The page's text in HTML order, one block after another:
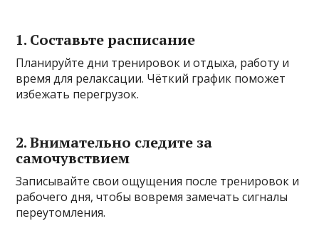
1. Составьте расписание
Планируйте дни тренировок и отдыха, работу и
время для релаксации. Чёткий график поможет
избежать перегрузок.
2. Внимательно следите за
самочувствием
Записывайте свои ощущения после тренировок и
рабочего дня, чтобы вовремя замечать сигналы
переутомления.